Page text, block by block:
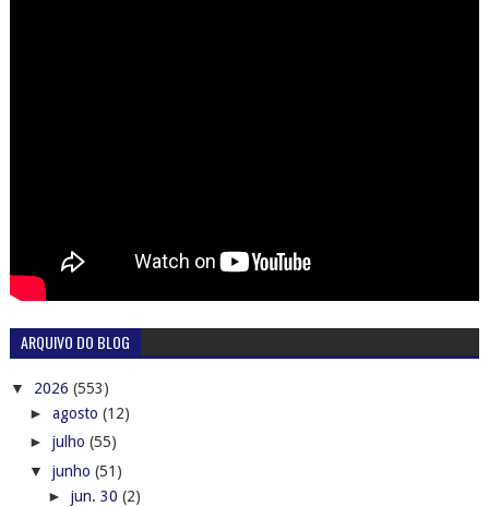
ARQUIVO DO BLOG
▼ 2026 (553)
► agosto (12)
► julho (55)
▼ junho (51)
► jun. 30 (2)